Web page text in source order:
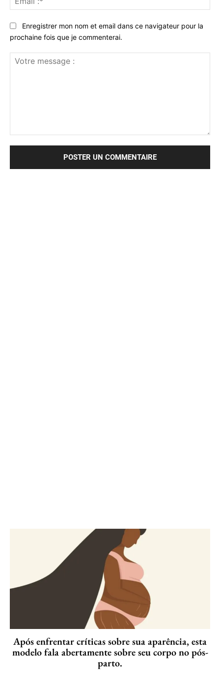
:*
Enregistrer mon nom et email dans ce navigateur pour la
prochaine fois que je commenterai.
Após enfrentar críticas sobre sua aparência, esta
modelo fala abertamente sobre seu corpo no pós-
parto.